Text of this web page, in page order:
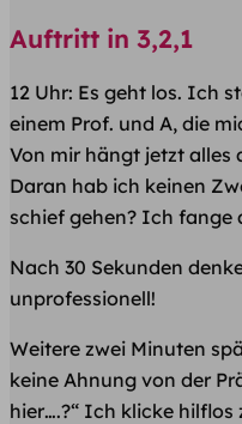
​Auftritt in 3,2,1
12 Uhr: Es geht los. Ich
einem Prof. und A, die
Von mir hängt jetzt alles
Daran hab ich keinen
schief gehen? Ich fange
Nach 30 Sekunden
unprofessionell!
Weitere zwei Minuten
keine Ahnung von der
hier….?“ Ich klicke